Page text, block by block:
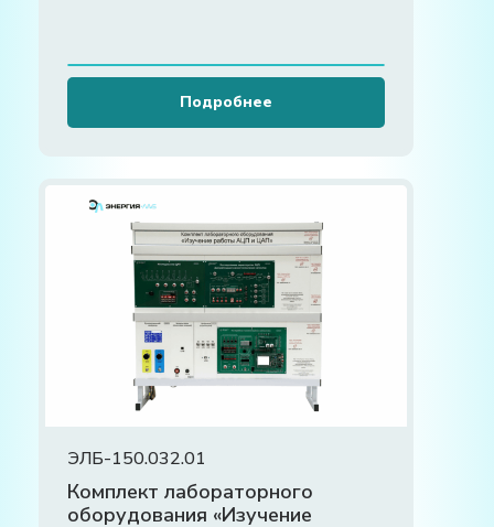
Подробнее
ЭЛБ-150.032.01
Комплект лабораторного
оборудования «Изучение